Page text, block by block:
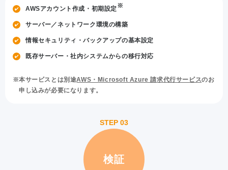
AWSアカウント作成・初期設定※
サーバー／ネットワーク環境の構築
情報セキュリティ・バックアップの基本設定
既存サーバー・社内システムからの移行対応
本サービスとは別途AWS・Microsoft Azure 請求代行サービスのお
申し込みが必要になります。
検証